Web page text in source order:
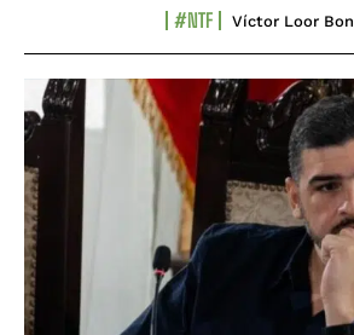
#NTF Víctor Loor